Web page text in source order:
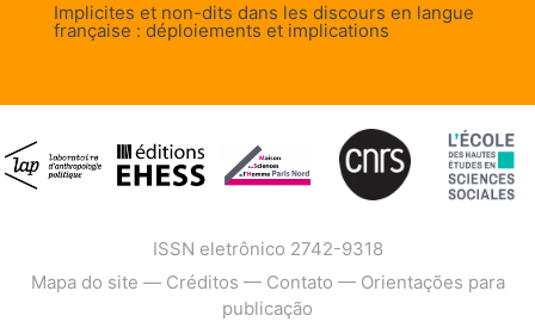
Implicites et non-dits dans les discours en langue
française : déploiements et implications
ISSN eletrônico 2742-9318
Mapa do site — Créditos — Contato — Orientações para
publicação